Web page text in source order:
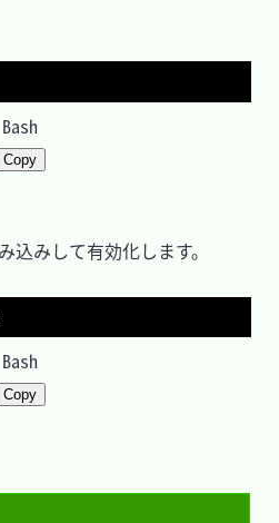
Bash
Copy
みして有効化します。
Bash
Copy